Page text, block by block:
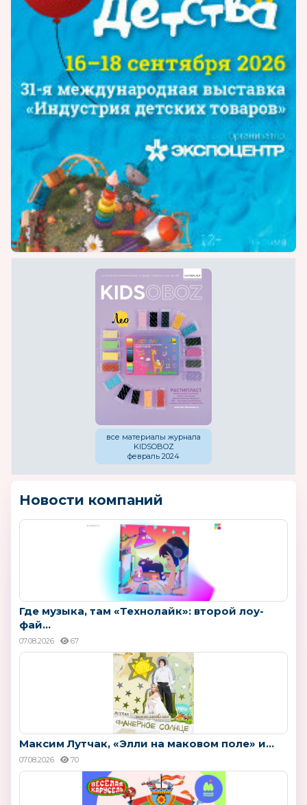
все материалы журнала
KIDSOBOZ
февраль 2024
Новости компаний
Где музыка, там «Технолайк»: второй лоу-
фай...
07.08.2026 67
Максим Лутчак, «Элли на маковом поле» и...
07.08.2026 70